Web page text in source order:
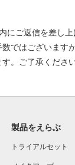
にご返信を差し上
ではございます
。ご了承ください
製品をえらぶ
トライアルセット